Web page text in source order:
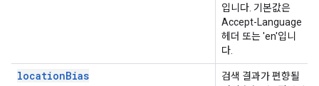
입니다. 기본값은
Accept-Language
헤더 또는 'en'입니
다.
locationBias
검색 결과가 편향될